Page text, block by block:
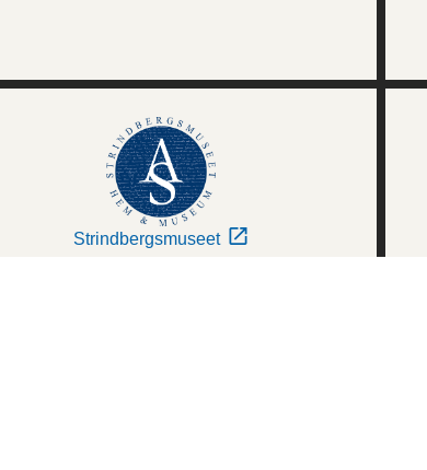
Strindbergsmuseet